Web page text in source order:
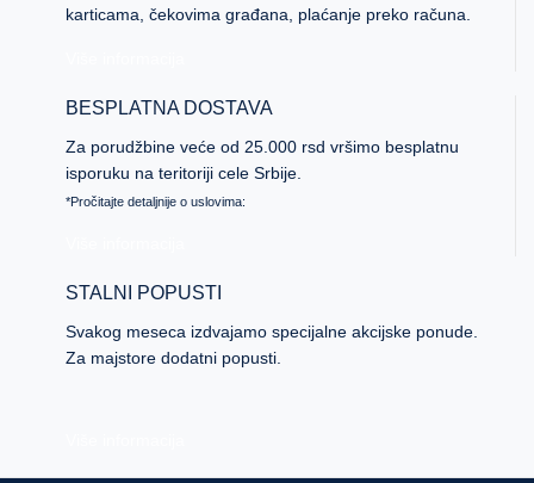
karticama, čekovima građana, plaćanje preko računa.
BESPLATNA DOSTAVA
Za porudžbine veće od 25.000 rsd vršimo besplatnu
isporuku na teritoriji cele Srbije.
*Pročitajte detaljnije o uslovima:
STALNI POPUSTI
Svakog meseca izdvajamo specijalne akcijske ponude.
Za majstore dodatni popusti.